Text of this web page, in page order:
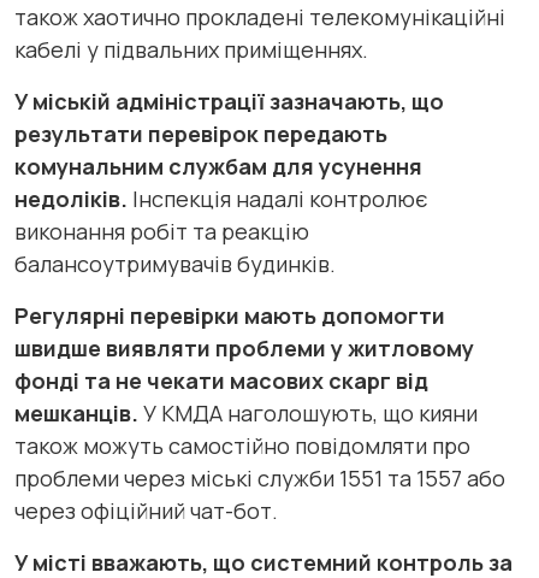
також хаотично прокладені телекомунікаційні
кабелі у підвальних приміщеннях.
У міській адміністрації зазначають, що
результати перевірок передають
комунальним службам для усунення
недоліків. Інспекція надалі контролює
виконання робіт та реакцію
балансоутримувачів будинків.
Регулярні перевірки мають допомогти
швидше виявляти проблеми у житловому
фонді та не чекати масових скарг від
мешканців. У КМДА наголошують, що кияни
також можуть самостійно повідомляти про
проблеми через міські служби 1551 та 1557 або
через офіційний чат-бот.
У місті вважають, що системний контроль за